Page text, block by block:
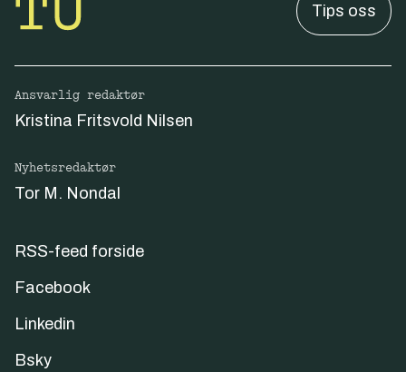
Tips oss
Ansvarlig redaktør
Kristina Fritsvold Nilsen
Nyhetsredaktør
Tor M. Nondal
RSS-feed forside
Facebook
Linkedin
Bsky